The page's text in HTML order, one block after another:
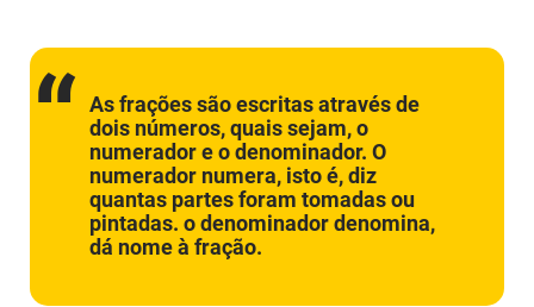
As frações são escritas através de
dois números, quais sejam, o
numerador e o denominador. O
numerador numera, isto é, diz
quantas partes foram tomadas ou
pintadas. odenominador denomina,
dá nome à fração.